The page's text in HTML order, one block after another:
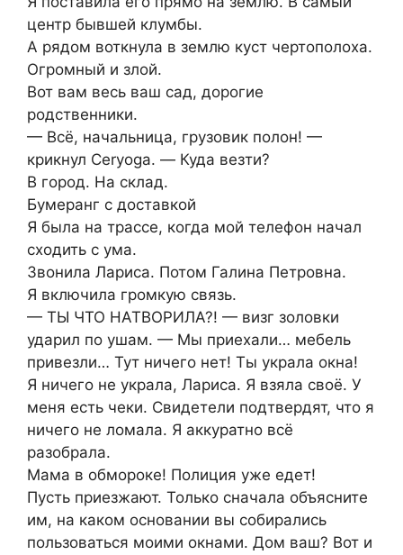
центр бывшей клумбы.
А рядом воткнула в землю куст чертополоха.
Огромный и злой.
Вот вам весь ваш сад, дорогие
родственники.
— Всё, начальница, грузовик полон! —
крикнул Сeryoga. — Куда везти?
В город. На склад.
Бумеранг с доставкой
Я была на трассе, когда мой телефон начал
сходить с ума.
Звонила Лариса. Потом Галина Петровна.
Я включила громкую связь.
— ТЫ ЧТО НАТВОРИЛА?! — визг золовки
ударил по ушам. — Мы приехали… мебель
привезли… Тут ничего нет! Ты украла окна!
Я ничего не украла, Лариса. Я взяла своё. У
меня есть чеки. Свидетели подтвердят, что я
ничего не ломала. Я аккуратно всё
разобрала.
Мама в обмороке! Полиция уже едет!
Пусть приезжают. Только сначала объясните
им, на каком основании вы собирались
пользоваться моими окнами. Дом ваш? Вот и